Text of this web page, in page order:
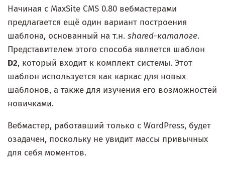
Начиная с MaxSite CMS 0.80 вебмастерами
предлагается ещё один вариант построения
шаблона, основанный на т.н. shared-каталоге.
Представителем этого способа является шаблон
D2, который входит к комплект системы. Этот
шаблон используется как каркас для новых
шаблонов, а также для изучения его возможностей
новичками.
Вебмастер, работавший только с WordPress, будет
озадачен, поскольку не увидит массы привычных
для себя моментов.